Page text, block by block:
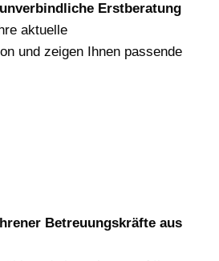
Erstberatung
aktuelle
und zeigen Ihnen passende
Betreuungskräfte aus